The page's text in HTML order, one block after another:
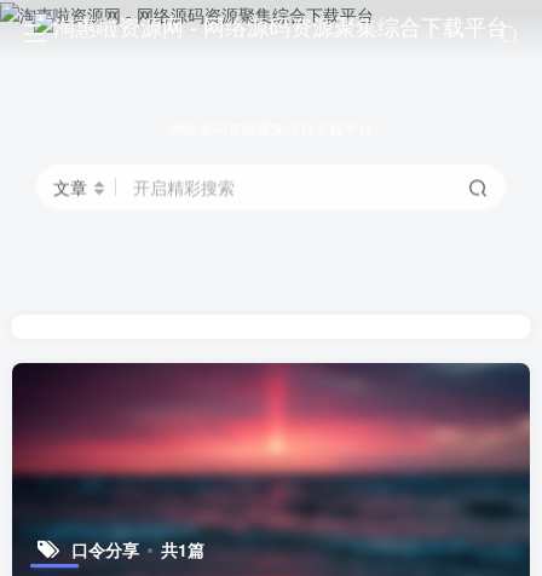
文章 开启精彩搜索
口令分享 共1篇